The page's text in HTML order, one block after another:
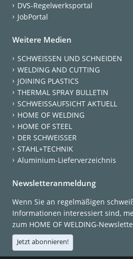
DVS-Regelwerksportal
JobPortal
Weitere Medien
SCHWEISSEN UND SCHNEIDEN
WELDING AND CUTTING
JOINING PLASTICS
THERMAL SPRAY BULLETIN
SCHWEISSAUFSICHT AKTUELL
HOME OF WELDING
HOME OF STEEL
DER SCHWEISSER
STAHL+TECHNIK
Aluminium-Lieferverzeichnis
Newsletteranmeldung
Wenn Sie an regelmäßigen
Informationen interessiert sind,
zum HOME OF WELDING-
Jetzt abonnieren!